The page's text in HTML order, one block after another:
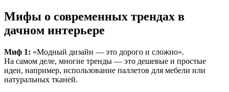
Мифы о современных трендах в
дачном интерьере
Миф 1: «Модный дизайн — это дорого и сложно».
На самом деле, многие тренды — это дешевые и простые
идеи, например, использование паллетов для мебели или
натуральных тканей.